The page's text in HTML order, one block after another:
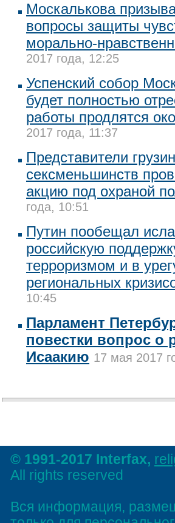
Москалькова
вопросы защиты
морально-
2017 года, 12:25
Успенский собор
будет полностью
работы продлятся
2017 года, 11:37
Представители
сексменьшинств
акцию под охраной
года, 10:51
Путин пообещал
российскую
терроризмом и в
региональных
10:45
Парламент
повестки вопрос о
Исаакию 17 мая 2017
© 1991-2017 Interfax,
All rights reserved
Вся информация,